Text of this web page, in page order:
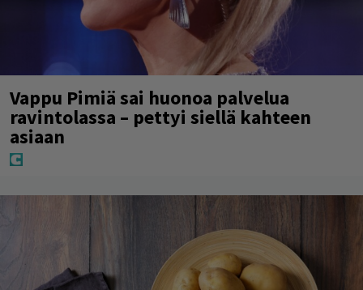
Vappu Pimiä sai huonoa palvelua
ravintolassa – pettyi siellä kahteen
asiaan